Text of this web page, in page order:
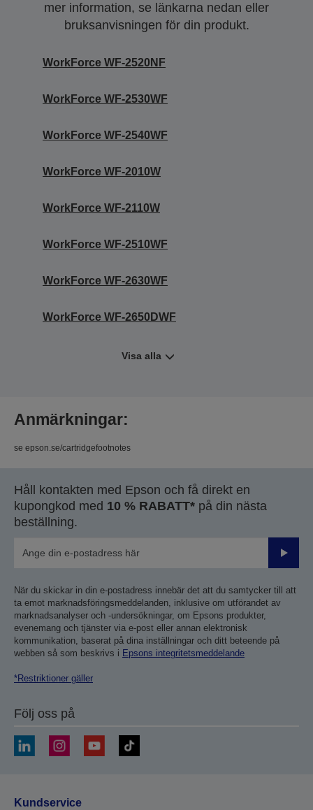
mer information, se länkarna nedan eller
bruksanvisningen för din produkt.
WorkForce WF-2520NF
WorkForce WF-2530WF
WorkForce WF-2540WF
WorkForce WF-2010W
WorkForce WF-2110W
WorkForce WF-2510WF
WorkForce WF-2630WF
WorkForce WF-2650DWF
Visa alla
Anmärkningar:
se epson.se/cartridgefootnotes
Håll kontakten med Epson och få direkt en
kupongkod med 10 % RABATT* på din nästa
beställning.
Skicka
När du skickar in din e-postadress innebär det att du samtycker till att
ta emot marknadsföringsmeddelanden, inklusive om utförandet av
marknadsanalyser och -undersökningar, om Epsons produkter,
evenemang och tjänster via e-post eller annan elektronisk
kommunikation, baserat på dina inställningar och ditt beteende på
webben så som beskrivs i Epsons integritetsmeddelande
*Restriktioner gäller
Följ oss på
Kundservice